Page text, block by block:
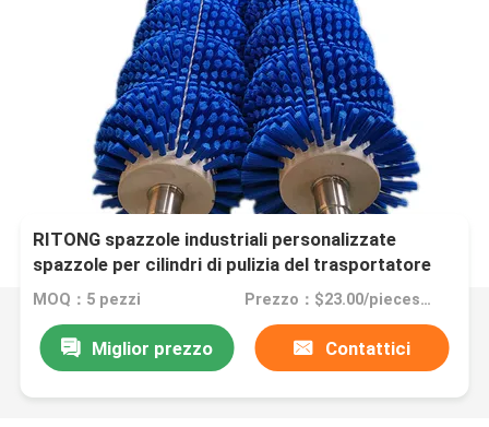
RITONG spazzole industriali personalizzate
spazzole per cilindri di pulizia del trasportatore
MOQ：5 pezzi Prezzo：$23.00/pieces 5-99 pieces
Miglior prezzo Contattici